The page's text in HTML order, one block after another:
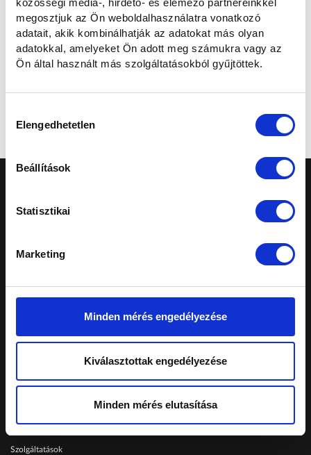
közösségi média-, hirdető- és elemező partnereinkkel
megosztjuk az Ön weboldalhasználatra vonatkozó
adatait, akik kombinálhatják az adatokat más olyan
adatokkal, amelyeket Ön adott meg számukra vagy az
Ön által használt más szolgáltatásokból gyűjtöttek.
kiválasztása
Elengedhetetlen
Beállítások
Statisztikai
Marketing
Minden mérés engedélyezése
Kiválasztottak engedélyezése
Minden mérés elutasítása
Szeretnék feliratkozni a hírlevélre.
Elküldöm
jellegűek, nem minősülnek ajánlattételnek.
Konkrét, személyreszabott ajánlatokért fordulj
Telephelyeinken ezekkel a kártyákkal fizethet:
Schiller Autó Család
Szolgáltatások